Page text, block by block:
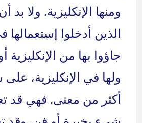
ومنها الإنكليزية. ولا بد
الذين أدخلوا إستعمالها
جاؤوا بها من الإنكليزية
ولها في الإنكليزية، على
أكثر من معنى. فهي قد